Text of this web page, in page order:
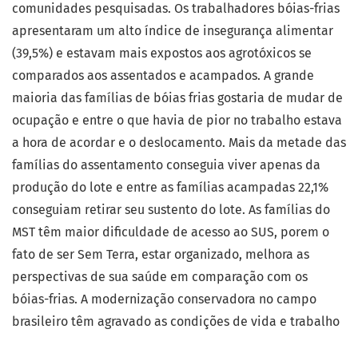
comunidades pesquisadas. Os trabalhadores bóias-frias
apresentaram um alto índice de insegurança alimentar
(39,5%) e estavam mais expostos aos agrotóxicos se
comparados aos assentados e acampados. A grande
maioria das famílias de bóias frias gostaria de mudar de
ocupação e entre o que havia de pior no trabalho estava
a hora de acordar e o deslocamento. Mais da metade das
famílias do assentamento conseguia viver apenas da
produção do lote e entre as famílias acampadas 22,1%
conseguiam retirar seu sustento do lote. As famílias do
MST têm maior dificuldade de acesso ao SUS, porem o
fato de ser Sem Terra, estar organizado, melhora as
perspectivas de sua saúde em comparação com os
bóias-frias. A modernização conservadora no campo
brasileiro têm agravado as condições de vida e trabalho